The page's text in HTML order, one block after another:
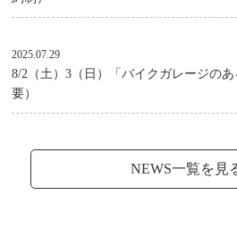
2025.07.29
8/2（土）3（日）「バイクガレージの
要）
NEWS一覧を